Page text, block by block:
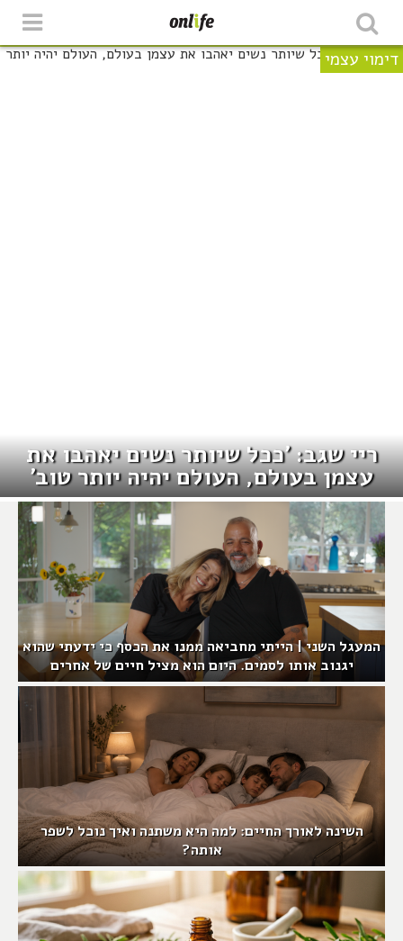
דימוי עצמי
ריי שגב: 'ככל שיותר נשים יאהבו את
עצמן בעולם, העולם יהיה יותר טוב'
המעגל השני | הייתי מחביאה ממנו את הכסף כי ידעתי שהוא
יגנוב אותו לסמים. היום הוא מציל חיים של אחרים
השינה לאורך החיים: למה היא משתנה ואיך נוכל לשפר
אותה?